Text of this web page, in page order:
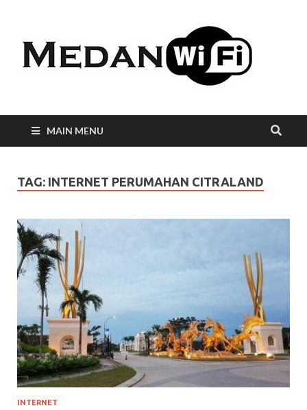
MAIN MENU
TAG: INTERNET PERUMAHAN CITRALAND
INTERNET